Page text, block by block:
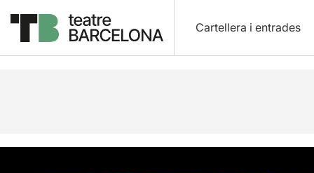
Cartellera i entrades
Descripció Fitxa artística Fotos i vídeos